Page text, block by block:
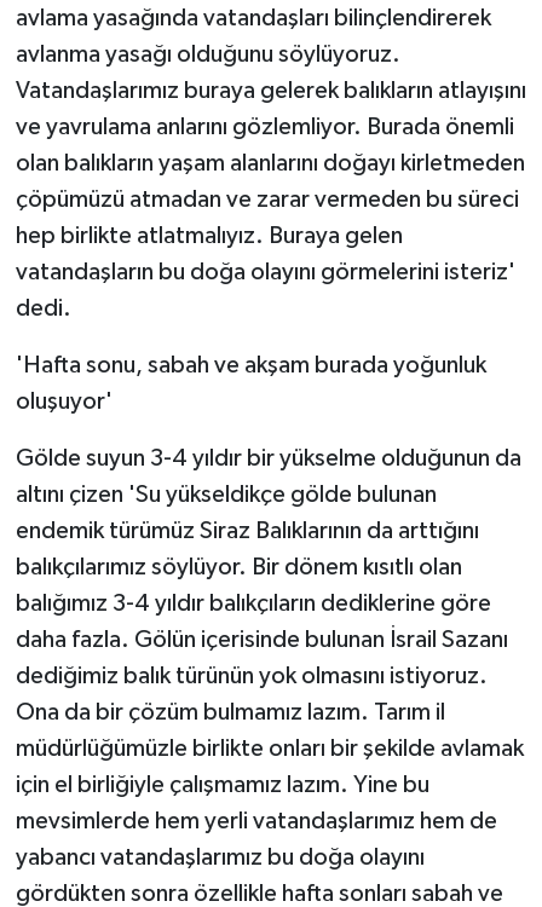
avlama yasağında vatandaşları bilinçlendirerek
avlanma yasağı olduğunu söylüyoruz.
Vatandaşlarımız buraya gelerek balıkların atlayışını
ve yavrulama anlarını gözlemliyor. Burada önemli
olan balıkların yaşam alanlarını doğayı kirletmeden
çöpümüzü atmadan ve zarar vermeden bu süreci
hep birlikte atlatmalıyız. Buraya gelen
vatandaşların bu doğa olayını görmelerini isteriz'
dedi.
'Hafta sonu, sabah ve akşam burada yoğunluk
oluşuyor'
Gölde suyun 3-4 yıldır bir yükselme olduğunun da
altını çizen 'Su yükseldikçe gölde bulunan
endemik türümüz Siraz Balıklarının da arttığını
balıkçılarımız söylüyor. Bir dönem kısıtlı olan
balığımız 3-4 yıldır balıkçıların dediklerine göre
daha fazla. Gölün içerisinde bulunan İsrail Sazanı
dediğimiz balık türünün yok olmasını istiyoruz.
Ona da bir çözüm bulmamız lazım. Tarım il
müdürlüğümüzle birlikte onları bir şekilde avlamak
için el birliğiyle çalışmamız lazım. Yine bu
mevsimlerde hem yerli vatandaşlarımız hem de
yabancı vatandaşlarımız bu doğa olayını
gördükten sonra özellikle hafta sonları sabah ve